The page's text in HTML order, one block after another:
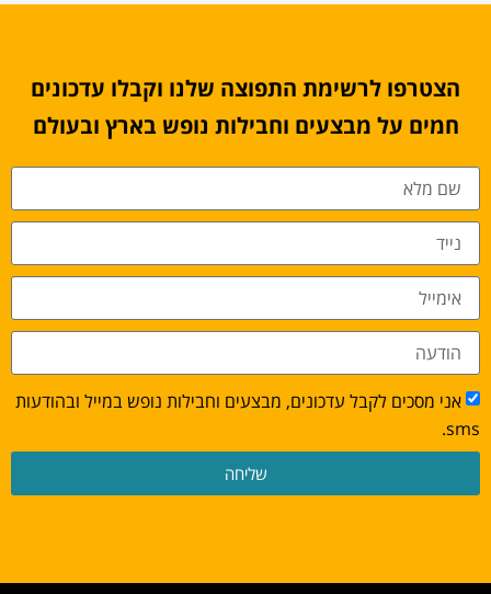
הצטרפו לרשימת התפוצה שלנו וקבלו עדכונים
חמים על מבצעים וחבילות נופש בארץ ובעולם
אני מסכים לקבל עדכונים, מבצעים וחבילות נופש במייל ובהודעות
sms.
שליחה